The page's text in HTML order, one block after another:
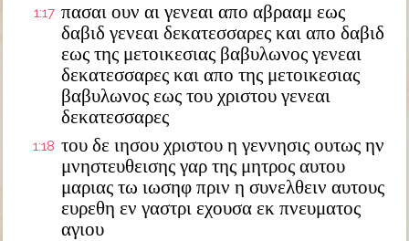
1:17 πασαι ουν αι γενεαι απο αβρααμ εως
δαβιδ γενεαι δεκατεσσαρες και απο δαβιδ
εως της μετοικεσιας βαβυλωνος γενεαι
δεκατεσσαρες και απο της μετοικεσιας
βαβυλωνος εως του χριστου γενεαι
δεκατεσσαρες
1:18 του δε ιησου χριστου η γεννησις ουτως ην
μνηστευθεισης γαρ της μητρος αυτου
μαριας τω ιωσηφ πριν η συνελθειν αυτους
ευρεθη εν γαστρι εχουσα εκ πνευματος
αγιου